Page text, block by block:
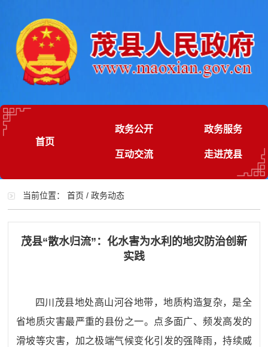
首页
政务公开 政务服务
互动交流 走进茂县
当前位置：首页 /政务动态
茂县“散水归流”：化水害为水利的地灾防治创新
实践
四川茂县地处高山河谷地带，地质构造复杂，是全
省地质灾害最严重的县份之一。点多面广、频发高发的
滑坡等灾害，加之极端气候变化引发的强降雨，持续威